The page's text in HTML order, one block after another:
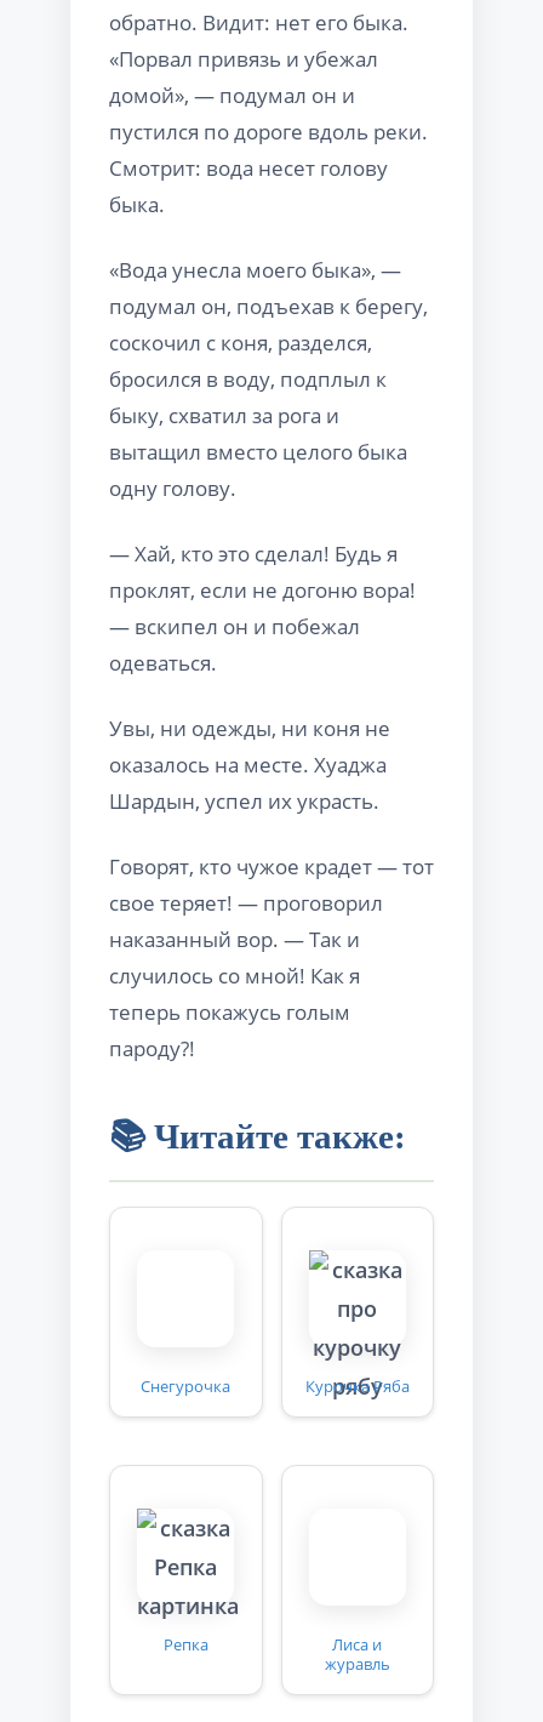
обратно. Видит: нет его быка.
«Порвал привязь и убежал
домой», — подумал он и
пустился по дороге вдоль реки.
Смотрит: вода несет голову
быка.
«Вода унесла моего быка», —
подумал он, подъехав к берегу,
соскочил с коня, разделся,
бросился в воду, подплыл к
быку, схватил за рога и
вытащил вместо целого быка
одну голову.
— Хай, кто это сделал! Будь я
проклят, если не догоню вора!
— вскипел он и побежал
одеваться.
Увы, ни одежды, ни коня не
оказалось на месте. Хуаджа
Шардын, успел их украсть.
Говорят, кто чужое крадет — тот
свое теряет! — проговорил
наказанный вор. — Так и
случилось со мной! Как я
теперь покажусь голым
пароду?!
📚 Читайте также:
Снегурочка Курочка Ряба
Репка
Лиса и
журавль